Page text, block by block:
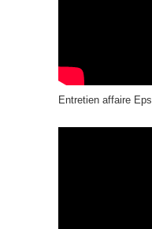
Entretien affaire